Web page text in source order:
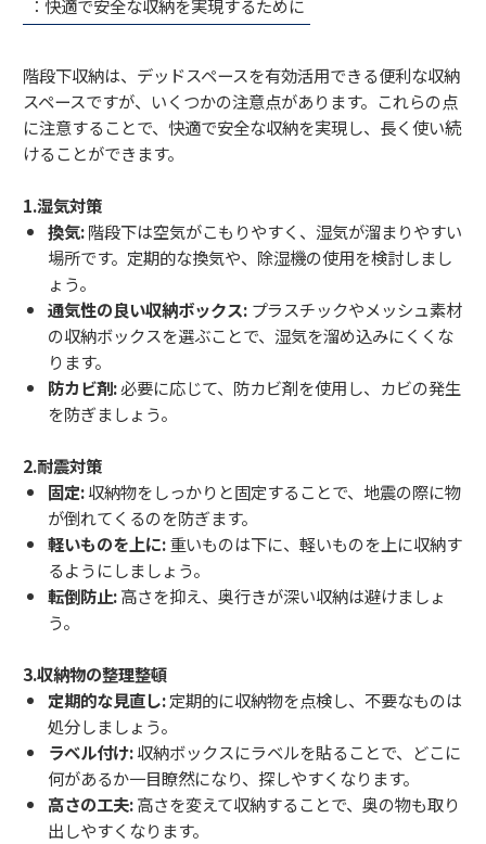
：快適で安全な収納を実現するために
階段下収納は、デッドスペースを有効活用できる便利な収納
スペースですが、いくつかの注意点があります。これらの点
に注意することで、快適で安全な収納を実現し、長く使い続
けることができます。
1.湿気対策
換気:階段下は空気がこもりやすく、湿気が溜まりやすい
場所です。定期的な換気や、除湿機の使用を検討しまし
ょう。
通気性の良い収納ボックス: プラスチックやメッシュ素材
の収納ボックスを選ぶことで、湿気を溜め込みにくくな
ります。
防カビ剤:必要に応じて、防カビ剤を使用し、カビの発生
を防ぎましょう。
2.耐震対策
固定:収納物をしっかりと固定することで、地震の際に物
が倒れてくるのを防ぎます。
軽いものを上に:重いものは下に、軽いものを上に収納す
るようにしましょう。
転倒防止:高さを抑え、奥行きが深い収納は避けましょ
う。
3.収納物の整理整頓
定期的な見直し:定期的に収納物を点検し、不要なものは
処分しましょう。
ラベル付け:収納ボックスにラベルを貼ることで、どこに
何があるか一目瞭然になり、探しやすくなります。
高さの工夫:高さを変えて収納することで、奥の物も取り
出しやすくなります。